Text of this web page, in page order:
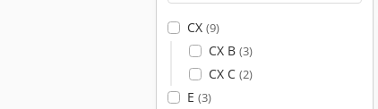
CX (9)
CX B (3)
CX C (2)
E (3)